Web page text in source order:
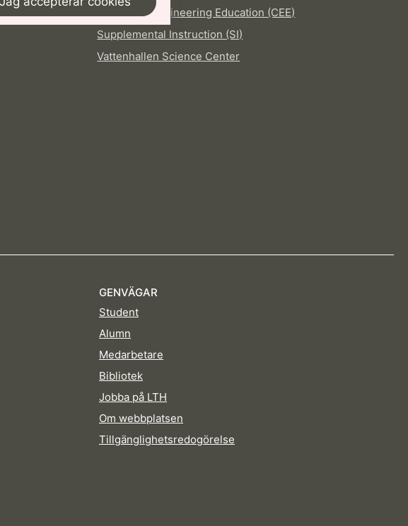
Centre for Engineering Education (CEE)
Supplemental Instruction (SI)
Vattenhallen Science Center
GENVÄGAR
Student
Alumn
Medarbetare
Bibliotek
Jobba på LTH
Om webbplatsen
Tillgänglighetsredogörelse